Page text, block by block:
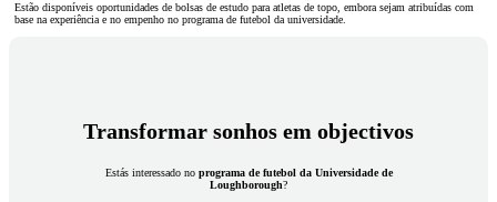
Estão disponíveis oportunidades de bolsas de estudo para atletas de topo, embora sejam atribuídas com
base na experiência e no empenho no programa de futebol da universidade.
Transformar sonhos em objectivos
Estás interessado no programa de futebol da Universidade de
Loughborough?